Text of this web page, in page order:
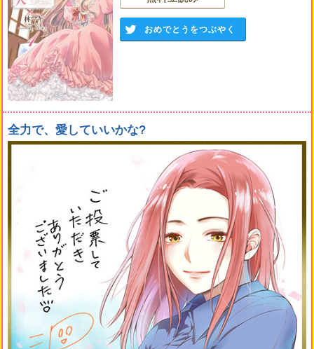
おめでとうをつぶやく
全力で、愛していいかな?